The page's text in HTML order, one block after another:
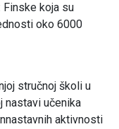
koja su
oko 6000
stručnoj školi u
nastavi učenika
aktivnosti